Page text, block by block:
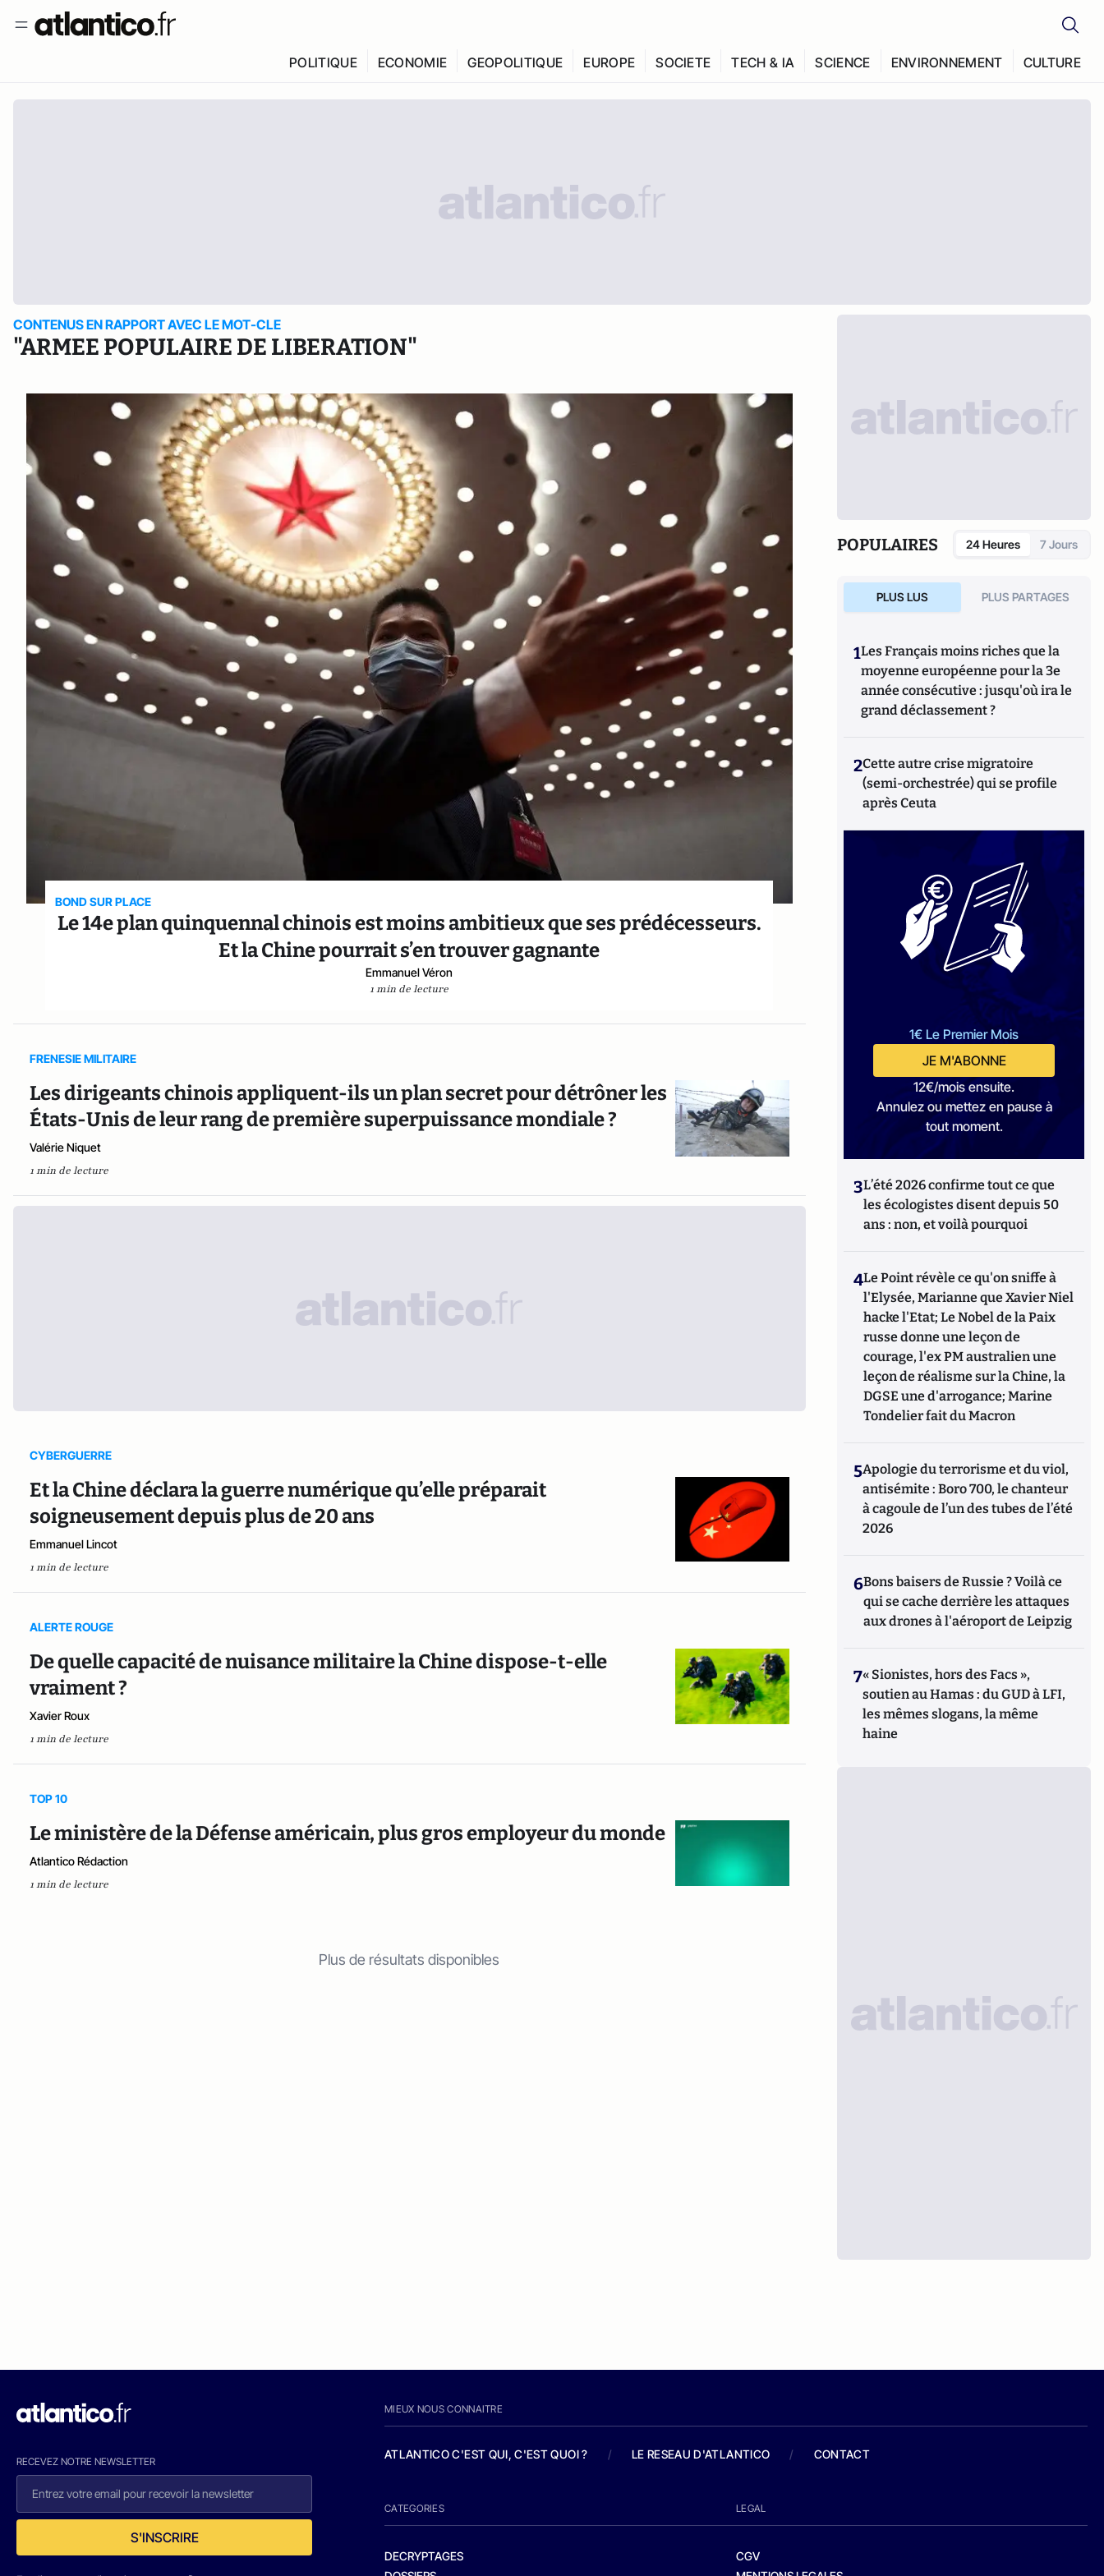
POLITIQUE ECONOMIE GEOPOLITIQUE EUROPE SOCIETE TECH & IA SCIENCE ENVIRONNEMENT CULTURE
CONTENUS EN RAPPORT AVEC LE MOT-CLE
"ARMEE POPULAIRE DE LIBERATION"
BOND SUR PLACE
Le 14e plan quinquennal chinois est moins ambitieux que ses prédécesseurs.
Et la Chine pourrait s’en trouver gagnante
Emmanuel Véron
1 min de lecture
FRENESIE MILITAIRE
Les dirigeants chinois appliquent-ils un plan secret pour détrôner les
États-Unis de leur rang de première superpuissance mondiale ?
Valérie Niquet
1 min de lecture
CYBERGUERRE
Et la Chine déclara la guerre numérique qu’elle préparait
soigneusement depuis plus de 20 ans
Emmanuel Lincot
1 min de lecture
ALERTE ROUGE
De quelle capacité de nuisance militaire la Chine dispose-t-elle
vraiment ?
Xavier Roux
1 min de lecture
TOP 10
Le ministère de la Défense américain, plus gros employeur du monde
Atlantico Rédaction
1 min de lecture
Plus de résultats disponibles
POPULAIRES 24 Heures 7 Jours
PLUS LUS PLUS PARTAGES
1Les Français moins riches que la
moyenne européenne pour la 3e
année consécutive : jusqu'où ira le
grand déclassement ?
2Cette autre crise migratoire
(semi-orchestrée) qui se profile
après Ceuta
1€ Le Premier Mois
JE M'ABONNE
12€/mois ensuite.
Annulez ou mettez en pause à
tout moment.
3L’été 2026 confirme tout ce que
les écologistes disent depuis 50
ans : non, et voilà pourquoi
4Le Point révèle ce qu'on sniffe à
l'Elysée, Marianne que Xavier Niel
hacke l'Etat; Le Nobel de la Paix
russe donne une leçon de
courage, l'ex PM australien une
leçon de réalisme sur la Chine, la
DGSE une d'arrogance; Marine
Tondelier fait du Macron
5Apologie du terrorisme et du viol,
antisémite : Boro 700, le chanteur
à cagoule de l’un des tubes de l’été
2026
6Bons baisers de Russie ? Voilà ce
qui se cache derrière les attaques
aux drones à l'aéroport de Leipzig
7« Sionistes, hors des Facs »,
soutien au Hamas : du GUD à LFI,
les mêmes slogans, la même
haine
RECEVEZ NOTRE NEWSLETTER
S'INSCRIRE
MIEUX NOUS CONNAITRE
ATLANTICO C'EST QUI, C'EST QUOI ? / LE RESEAU D'ATLANTICO / CONTACT
CATEGORIES
DECRYPTAGES
LEGAL
CGV